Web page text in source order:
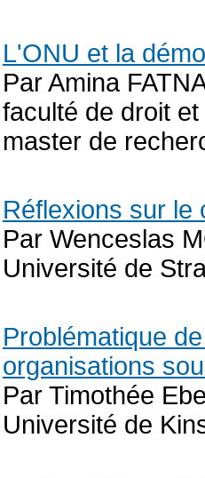
L'ONU et la
Par Amina
faculté de droit
master de
Réflexions sur le
Par Wenceslas
Université de
Problématique
organisations
Par Timothée
Université de